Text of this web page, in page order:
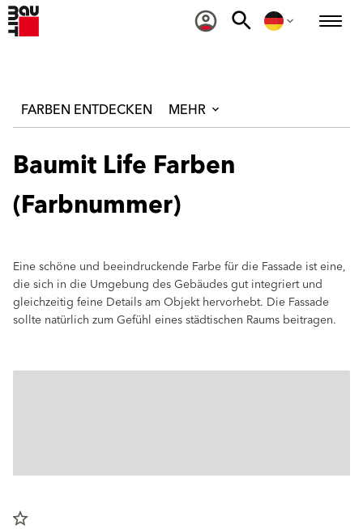
FARBEN ENTDECKEN MEHR
Baumit Life Farben
(Farbnummer)
Eine schöne und beeindruckende Farbe für die Fassade ist eine,
die sich in die Umgebung des Gebäudes gut integriert und
gleichzeitig feine Details am Objekt hervorhebt. Die Fassade
sollte natürlich zum Gefühl eines städtischen Raums beitragen.
star_border